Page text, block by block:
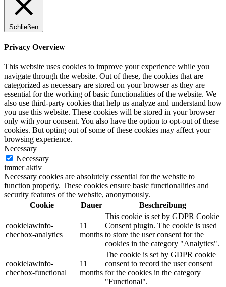
Schließen
Privacy Overview
This website uses cookies to improve your experience while you
navigate through the website. Out of these, the cookies that are
categorized as necessary are stored on your browser as they are
essential for the working of basic functionalities of the website. We
also use third-party cookies that help us analyze and understand how
you use this website. These cookies will be stored in your browser
only with your consent. You also have the option to opt-out of these
cookies. But opting out of some of these cookies may affect your
browsing experience.
Necessary
Necessary
immer aktiv
Necessary cookies are absolutely essential for the website to
function properly. These cookies ensure basic functionalities and
security features of the website, anonymously.
Cookie
Dauer Beschreibung
cookielawinfo-
checbox-analytics
11
months
This cookie is set by GDPR Cookie
Consent plugin. The cookie is used
to store the user consent for the
cookies in the category "Analytics".
cookielawinfo-
checbox-functional
11
months
The cookie is set by GDPR cookie
consent to record the user consent
for the cookies in the category
"Functional".